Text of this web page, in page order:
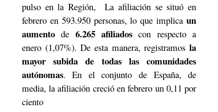
pulso en la Región,
La afiliación se situó en
febrero en 593.950 personas, lo que implicaun
aumentode 6.265 afiliadoscon respecto a
enero (1,07%). De esta manera, registramosla
mayor subida de todas las comunidades
autónomas. En el conjunto de España, de
media, la afiliación creció en febrero un 0,11 por
ciento